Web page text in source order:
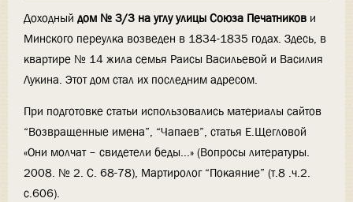
Доходный дом № 3/3 на углу улицы Союза Печатников и
Минского переулка возведен в 1834-1835 годах. Здесь, в
квартире № 14 жила семья Раисы Васильевой и Василия
Лукина. Этот дом стал их последним адресом.
При подготовке статьи использовались материалы сайтов
“Возвращенные имена”, “Чапаев”, статья Е.Щегловой
«Они молчат – свидетели беды...» (Вопросы литературы.
2008. № 2. С. 68-78), Мартиролог “Покаяние” (т.8 .ч.2.
с.606).